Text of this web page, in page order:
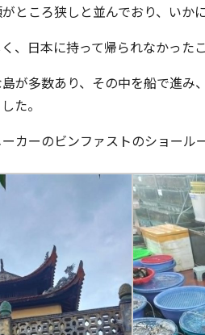
ところ狭しと並んでおり、いか
、日本に持って帰られなかった
が多数あり、その中を船で進
た。
カーのビンファストのショール